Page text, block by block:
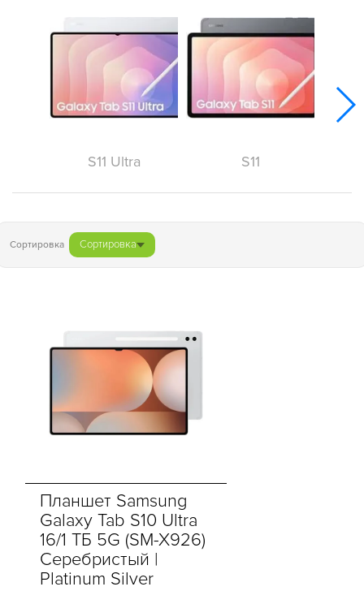
S11 Ultra S11
Сортировка Сортировка
Планшет Samsung
Galaxy Tab S10 Ultra
16/1 ТБ 5G (SM-X926)
Серебристый |
Platinum Silver